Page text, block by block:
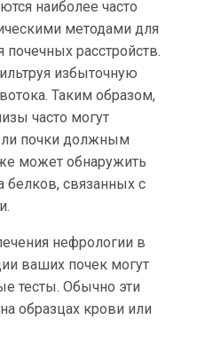
наиболее часто
методами для
расстройств.
избыточную
Таким образом,
часто могут
ли почки должным
может обнаружить
белков, связанных с
нефрологии в
ваших почек могут
тесты. Обычно эти
образцах крови или